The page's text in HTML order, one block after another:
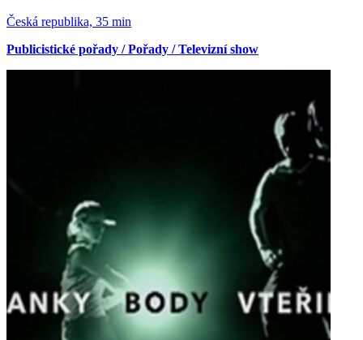
Česká republika, 35 min
Publicistické pořady / Pořady / Televizní show